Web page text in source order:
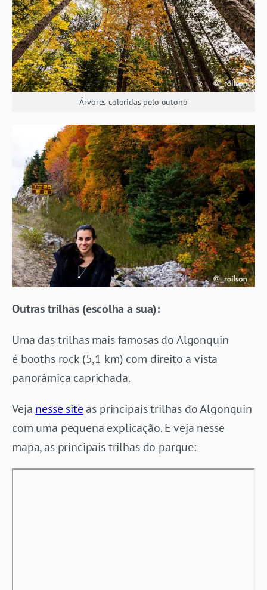
Árvores coloridas pelo outono
Outras trilhas (escolha a sua):
Uma das trilhas mais famosas do Algonquin
é booths rock (5,1 km) com direito a vista
panorâmica caprichada.
Veja nesse siteas principais trilhas do Algonquin
com uma pequena explicação. E veja nesse
mapa, as principais trilhas do parque: